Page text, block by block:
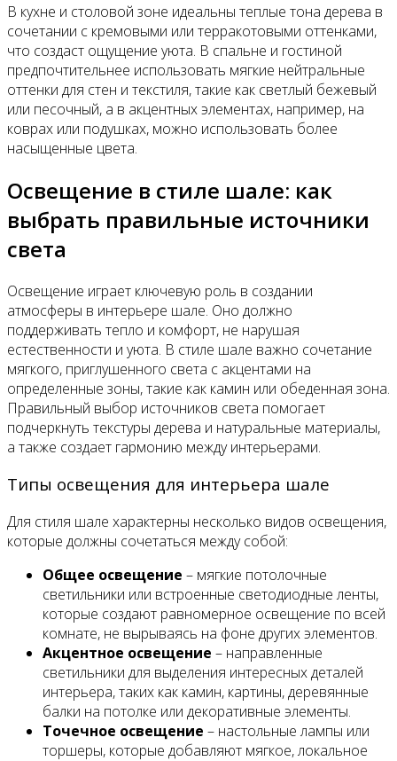
В кухне и столовой зоне идеальны теплые тона дерева в
сочетании с кремовыми или терракотовыми оттенками,
что создаст ощущение уюта. В спальне и гостиной
предпочтительнее использовать мягкие нейтральные
оттенки для стен и текстиля, такие как светлый бежевый
или песочный, а в акцентных элементах, например, на
коврах или подушках, можно использовать более
насыщенные цвета.
Освещение в стиле шале: как
выбрать правильные источники
света
Освещение играет ключевую роль в создании
атмосферы в интерьере шале. Оно должно
поддерживать тепло и комфорт, не нарушая
естественности и уюта. В стиле шале важно сочетание
мягкого, приглушенного света с акцентами на
определенные зоны, такие как камин или обеденная зона.
Правильный выбор источников света помогает
подчеркнуть текстуры дерева и натуральные материалы,
а также создает гармонию между интерьерами.
Типы освещения для интерьера шале
Для стиля шале характерны несколько видов освещения,
которые должны сочетаться между собой:
Общее освещение – мягкие потолочные
светильники или встроенные светодиодные ленты,
которые создают равномерное освещение по всей
комнате, не вырываясь на фоне других элементов.
Акцентное освещение – направленные
светильники для выделения интересных деталей
интерьера, таких как камин, картины, деревянные
балки на потолке или декоративные элементы.
Точечное освещение – настольные лампы или
торшеры, которые добавляют мягкое, локальное